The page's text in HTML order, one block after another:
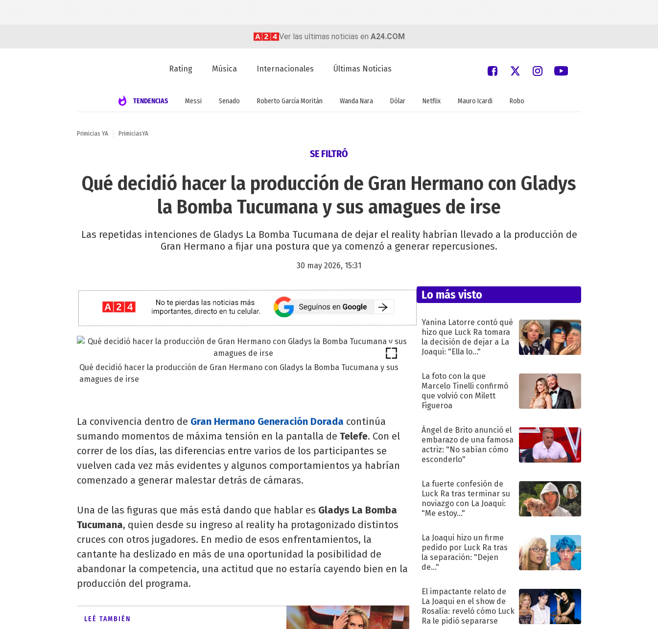
Ver las ultimas noticias en A24.COM
Rating Música Internacionales Últimas Noticias
TENDENCIAS Messi Senado Roberto García Moritán Wanda Nara Dólar Netflix Mauro Icardi Robo
Primicias YA PrimiciasYA
SE FILTRÓ
Qué decidió hacer la producción de Gran Hermano con Gladys
la Bomba Tucumana y sus amagues de irse
Las repetidas intenciones de Gladys La Bomba Tucumana de dejar el reality habrían llevado a la producción de
Gran Hermano a fijar una postura que ya comenzó a generar repercusiones.
30 may 2026, 15:31
Qué decidió hacer la producción de Gran Hermano con Gladys la Bomba Tucumana y sus
amagues de irse
La convivencia dentro de Gran Hermano Generación Dorada continúa
sumando momentos de máxima tensión en la pantalla de Telefe. Con el
correr de los días, las diferencias entre varios de los participantes se
vuelven cada vez más evidentes y algunos comportamientos ya habrían
comenzado a generar malestar detrás de cámaras.
Una de las figuras que más está dando que hablar es Gladys La Bomba
Tucumana, quien desde su ingreso al reality ha protagonizado distintos
cruces con otros jugadores. En medio de esos enfrentamientos, la
cantante ha deslizado en más de una oportunidad la posibilidad de
abandonar la competencia, una actitud que no estaría cayendo bien en la
producción del programa.
LEÉ TAMBIÉN
Lo más visto
Yanina Latorre contó qué
hizo que Luck Ra tomara
la decisión de dejar a La
Joaqui: "Ella lo..."
La foto con la que
Marcelo Tinelli confirmó
que volvió con Milett
Figueroa
Ángel de Brito anunció el
embarazo de una famosa
actriz: "No sabían cómo
esconderlo"
La fuerte confesión de
Luck Ra tras terminar su
noviazgo con La Joaqui:
"Me estoy..."
La Joaqui hizo un firme
pedido por Luck Ra tras
la separación: "Dejen
de..."
El impactante relato de
La Joaqui en el show de
Rosalía: reveló cómo Luck
Ra le pidió separarse